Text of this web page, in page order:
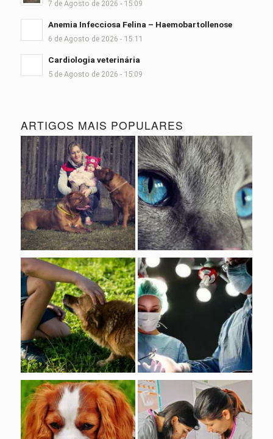
7 de Agosto de 2026 - 15:09
Anemia Infecciosa Felina – Haemobartollenose
6 de Agosto de 2026 - 15:11
Cardiologia veterinária
5 de Agosto de 2026 - 15:09
ARTIGOS MAIS POPULARES